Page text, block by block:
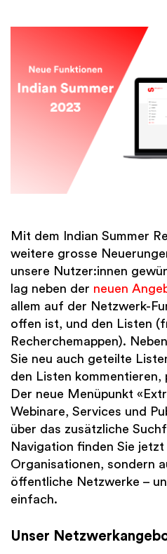
Fundraising-Tipps
Finanzen
Academy
Aus dem Sektor
International
Mit dem Indian Summer
weitere grosse
unsere Nutzer:innen
lag neben der neuen
allem auf der Netzwerk-
offen ist, und den Listen
Recherchemappen).
Sie neu auch geteilte
den Listen
Der neue Menüpunkt
Webinare, Services und
über das zusätzliche
Navigation finden Sie
Organisationen, sondern
öffentliche Netzwerke –
einfach.
Unser